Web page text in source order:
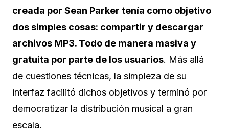
creada por Sean Parker tenía como objetivo
dos simples cosas: compartir y descargar
archivos MP3. Todo de manera masiva y
gratuita por parte de los usuarios. Más allá
de cuestiones técnicas, la simpleza de su
interfaz facilitó dichos objetivos y terminó por
democratizar la distribución musical a gran
escala.